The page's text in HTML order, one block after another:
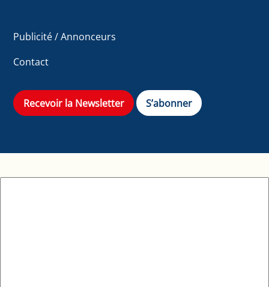
Publicité / Annonceurs
Contact
Recevoir la Newsletter S’abonner